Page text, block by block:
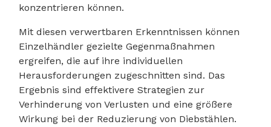
konzentrieren können.
Mit diesen verwertbaren Erkenntnissen können
Einzelhändler gezielte Gegenmaßnahmen
ergreifen, die auf ihre individuellen
Herausforderungen zugeschnitten sind. Das
Ergebnis sind effektivere Strategien zur
Verhinderung von Verlusten und eine größere
Wirkung bei der Reduzierung von Diebstählen.